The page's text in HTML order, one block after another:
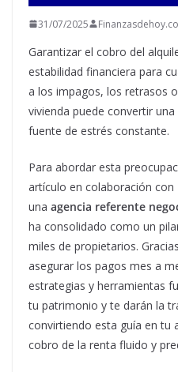
31/07/2025
Garantizar el cobro del
estabilidad financiera para
a los impagos, los retrasos
vivienda puede convertir
fuente de estrés constante.
Para abordar esta
artículo en colaboración con
una agencia referente
ha consolidado como un
miles de propietarios.
asegurar los pagos mes a
estrategias y herramientas
tu patrimonio y te darán la
convirtiendo esta guía en tu
cobro de la renta fluido y